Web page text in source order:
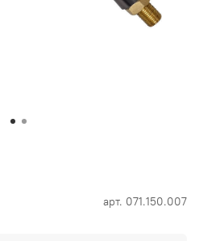
арт. 071.150.007